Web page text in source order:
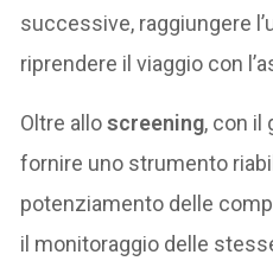
successive, raggiungere
riprendere il viaggio con
Oltre alloscreening, con il
fornire uno strumento
potenziamento delle
il monitoraggio delle